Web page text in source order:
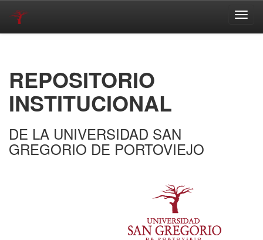
REPOSITORIO
INSTITUCIONAL
DE LA UNIVERSIDAD SAN
GREGORIO DE PORTOVIEJO